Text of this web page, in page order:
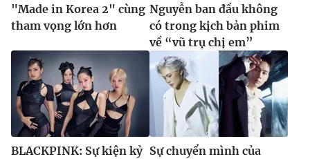
"Made in Korea 2" cùng
tham vọng lớn hơn
Nguyễn ban đầu không
có trong kịch bản phim
về “vũ trụ chị em”
BLACKPINK: Sự kiện kỷ Sự chuyển mình của